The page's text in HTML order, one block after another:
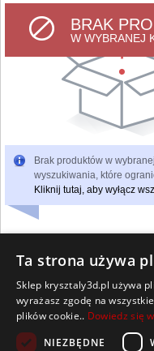
BRAK
W WYBRANEJ
Brak produktów w
wyszukiwania, które
Kliknij tutaj, aby wyłącz
Kontakt Współpraca
Pomoc Strona główna
Ta strona używa
Sklep krysztaly3d.pl używa
wyrażasz zgodę na
plików cookie.. Dowiedz się
NIEZBĘDNE